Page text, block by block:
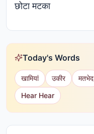
छोटा मटका
Today's Words
खामियां उकीर मतभेद
Hear Hear